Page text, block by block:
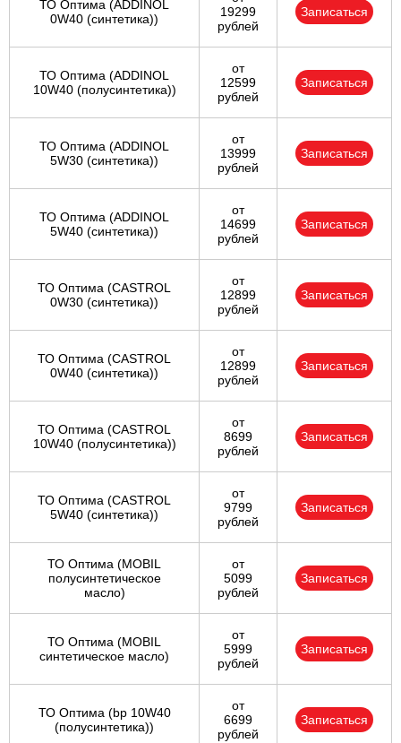
ТО Оптима (ADDINOL
0W40 (синтетика))
19299
рублей
Записаться
ТО Оптима (ADDINOL
10W40 (полусинтетика))
от
12599
рублей
Записаться
ТО Оптима (ADDINOL
5W30 (синтетика))
от
13999
рублей
Записаться
ТО Оптима (ADDINOL
5W40 (синтетика))
от
14699
рублей
Записаться
ТО Оптима (CASTROL
0W30 (синтетика))
от
12899
рублей
Записаться
ТО Оптима (CASTROL
0W40 (синтетика))
от
12899
рублей
Записаться
ТО Оптима (CASTROL
10W40 (полусинтетика))
от
8699
рублей
Записаться
ТО Оптима (CASTROL
5W40 (синтетика))
от
9799
рублей
Записаться
ТО Оптима (MOBIL
полусинтетическое
масло)
от
5099
рублей
Записаться
ТО Оптима (MOBIL
синтетическое масло)
от
5999
рублей
Записаться
ТО Оптима (bp 10W40
(полусинтетика))
от
6699
рублей
Записаться